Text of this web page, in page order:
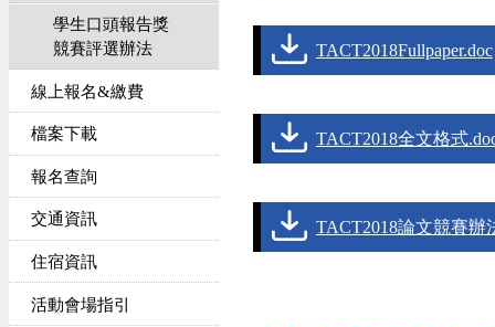
學生口頭報告獎
競賽評選辦法
線上報名&繳費
檔案下載
報名查詢
交通資訊
住宿資訊
活動會場指引
TACT2018Fullpaper.doc
TACT2018全文格式
TACT2018論文競賽辦